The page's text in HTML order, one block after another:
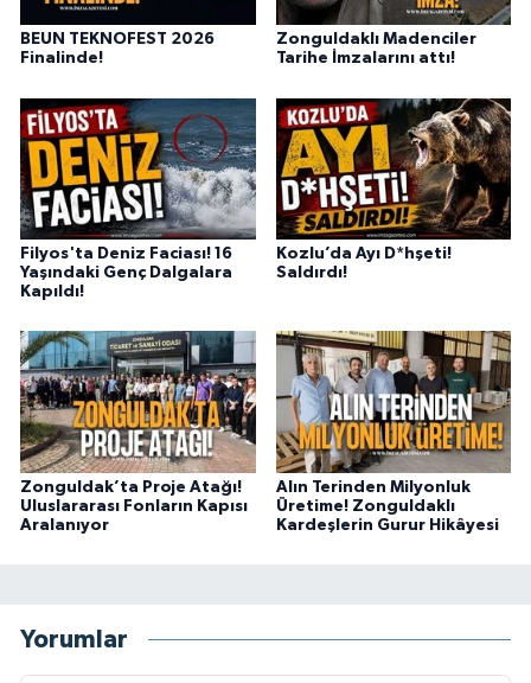
BEUN TEKNOFEST 2026
Finalinde!
Zonguldaklı Madenciler
Tarihe İmzalarını attı!
Filyos'ta Deniz Faciası! 16
Yaşındaki Genç Dalgalara
Kapıldı!
Kozlu’da Ayı D*hşeti!
Saldırdı!
Zonguldak’ta Proje Atağı!
Uluslararası Fonların Kapısı
Aralanıyor
Alın Terinden Milyonluk
Üretime! Zonguldaklı
Kardeşlerin Gurur Hikâyesi
Yorumlar